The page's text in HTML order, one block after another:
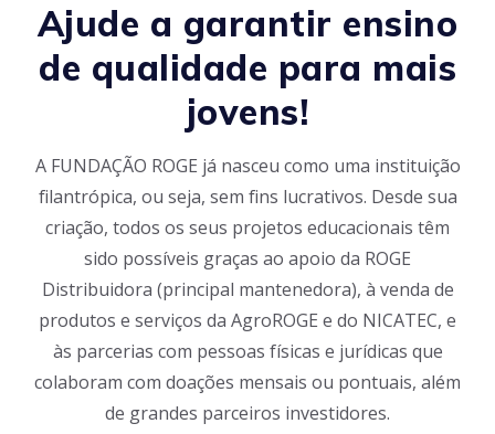
Ajude a garantir ensino
de qualidade para mais
jovens!
A FUNDAÇÃO ROGE já nasceu como uma instituição
filantrópica, ou seja, sem fins lucrativos. Desde sua
criação, todos os seus projetos educacionais têm
sido possíveis graças ao apoio da ROGE
Distribuidora (principal mantenedora), à venda de
produtos e serviços da AgroROGE e do NICATEC, e
às parcerias com pessoas físicas e jurídicas que
colaboram com doações mensais ou pontuais, além
de grandes parceiros investidores.